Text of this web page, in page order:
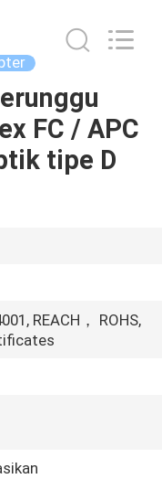
FC / APC
tipe D
REACH， ROHS,